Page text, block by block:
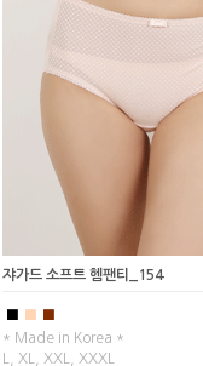
쟈가드 소프트 헴팬티_154
■ ■ ■
* Made in Korea *
L, XL, XXL, XXXL